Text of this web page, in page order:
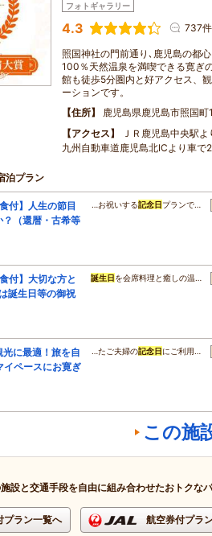
フォトギャラリー
4.3 737件
照国神社の門前通り､鹿児島の都
100％天然温泉を満喫できる寛ぎ
館も徒歩5分圏内と好アクセス、
ーションです。
住所
鹿児島県鹿児島市照国
アクセス
ＪＲ鹿児島中央駅
九州自動車道鹿児島北ICより車で
泊プラン
付】人生の節目
？（還暦・古希等
…お祝いする記念日 プランで…
付】大切な方と
誕生日等の御祝
誕生日 を会席料理と癒しの温…
光に最適！旅を自
ペースにお寛ぎ
…たご夫婦の記念日 にご利用…
この施
設と交通手段を自由に組み合わせたおトクな
プラン一覧へ 航空券付プラ